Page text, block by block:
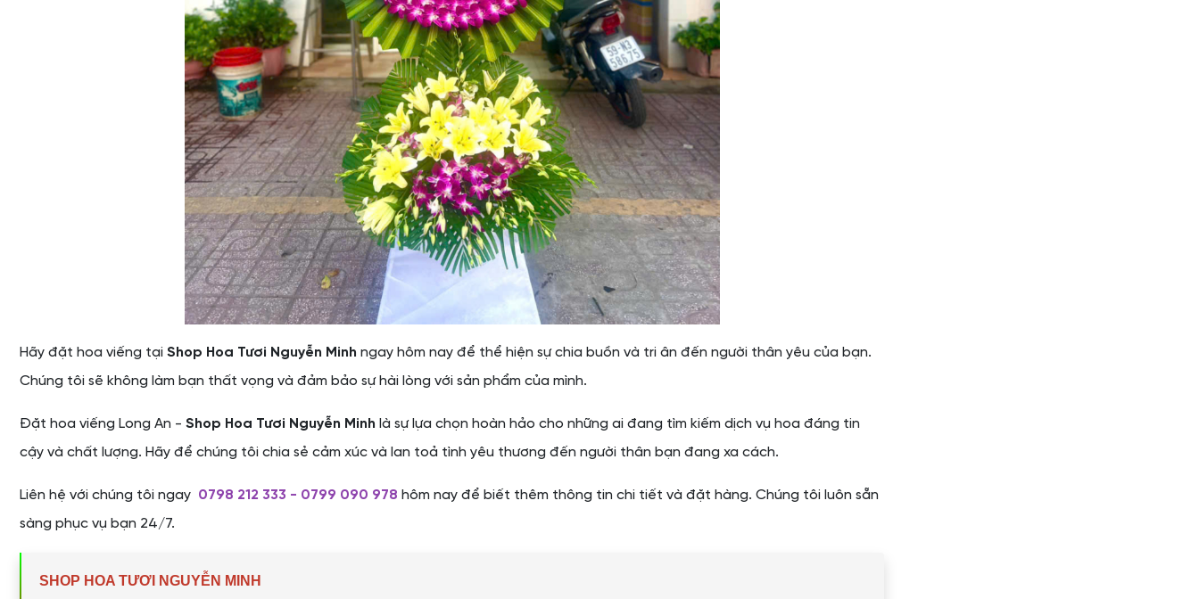
Hãy đặt hoa viếng tại Shop Hoa Tươi Nguyễn Minh ngay hôm nay để thể hiện sự chia buồn và tri ân đến người thân yêu của bạn.
Chúng tôi sẽ không làm bạn thất vọng và đảm bảo sự hài lòng với sản phẩm của mình.
Đặt hoa viếng Long An - Shop Hoa Tươi Nguyễn Minh là sự lựa chọn hoàn hảo cho những ai đang tìm kiếm dịch vụ hoa đáng tin
cậy và chất lượng. Hãy để chúng tôi chia sẻ cảm xúc và lan toả tình yêu thương đến người thân bạn đang xa cách.
Liên hệ với chúng tôi ngay 0798 212 333 - 0799 090 978 hôm nay để biết thêm thông tin chi tiết và đặt hàng. Chúng tôi luôn sẵn
sàng phục vụ bạn 24/7.
SHOP HOA TƯƠI NGUYỄN MINH